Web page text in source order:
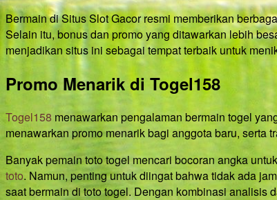
Bermain di Situs Slot Gacor resmi memberikan
Selain itu, bonus dan promo yang ditawarkan lebih
menjadikan situs ini sebagai tempat terbaik untuk
Promo Menarik di Togel158
Togel158 menawarkan pengalaman bermain togel
menawarkan promo menarik bagi anggota baru, serta
Banyak pemain toto togel mencari bocoran angka
toto. Namun, penting untuk diingat bahwa tidak ada
saat bermain di toto togel. Dengan kombinasi analisis